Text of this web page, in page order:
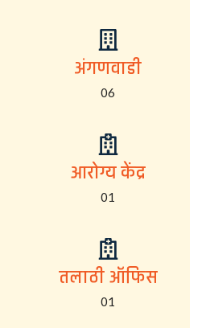
अंगणवाडी
06
आरोग्य केंद्र
01
तलाठी ऑफिस
01